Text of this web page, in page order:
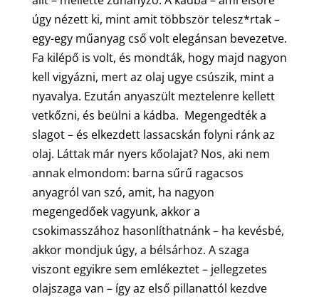
úgy nézett ki, mint amit többször telesz*rtak –
egy-egy műanyag cső volt elegánsan bevezetve.
Fa kilépő is volt, és mondták, hogy majd nagyon
kell vigyázni, mert az olaj ugye csúszik, mint a
nyavalya. Ezután anyaszült meztelenre kellett
vetkőzni, és beülni a kádba. Megengedték a
slagot – és elkezdett lassacskán folyni ránk az
olaj. Láttak már nyers kőolajat? Nos, aki nem
annak elmondom: barna sűrű ragacsos
anyagról van szó, amit, ha nagyon
megengedőek vagyunk, akkor a
csokimasszához hasonlíthatnánk – ha kevésbé,
akkor mondjuk úgy, a bélsárhoz. A szaga
viszont egyikre sem emlékeztet – jellegzetes
olajszaga van – így az első pillanattól kezdve